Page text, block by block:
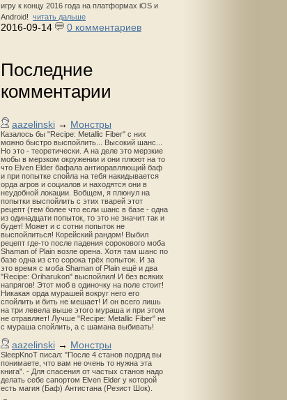
игру к концу 2016 года на платформах iOS и
Android! читать дальше
2016-09-14 0 комментариев
Последние
комментарии
aazelinski → Монстры
Казалось бы "Recipe: Metallic Fiber" с них
можно быстро выспойлить... Высокий шанс...
Но это - теоретически. А на деле это мерзкие
мобы в мерзком окружении и они плюют на то
что Elven Elder бафала антиоравляющий баф
и при попытке спойла на тебя накидывается
орда агров и социалов и находятся они в
неудобной локации. Вобщем, я плюнул на
попытки выспойлить с этих тварей этот
рецепт (тем более что если шанс в базе - одна
из одинадцати попыток, то это не значит так и
будет! Может и с сотни попыток не
выспойлиться! Корейский рандом! Выбил
рецепт где-то после падения сорокового моба
Shaman of Plain возле орена. Хотя там шанс по
базе одна из сто сорока трёх попыток. И за
это время с моба Shaman of Plain ещё и два
"Recipe: Oriharukon" выспойлил! И без всяких
напрягов! Этот моб в одиночку на поле стоит!
Никакая орда мурашей вокруг него его
спойлить и бить не мешает! И он всего лишь
на три левела выше этого мураша и при этом
не отравляет! Лучше "Recipe: Metallic Fiber" не
с мураша спойлить, а с шамана выбивать!
aazelinski → Монстры
SleepKnoT писал: "После 4 станов подряд вы
понимаете, что вам не очень то нужна эта
книга". - Для спасения от частых станов надо
делать себе сапортом Elven Elder у которой
есть магия (Баф) Антистана (Резист Шок).